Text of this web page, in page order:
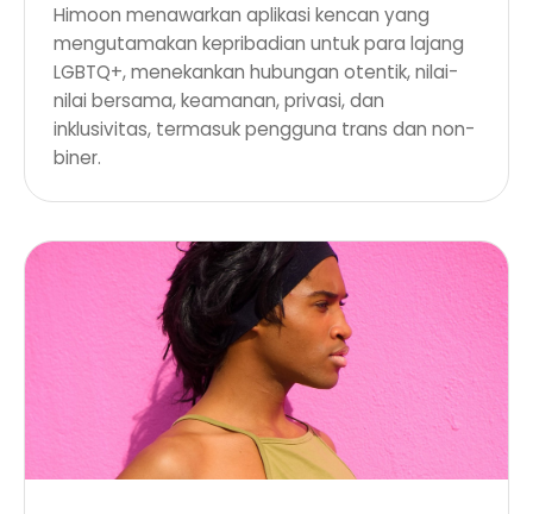
Himoon menawarkan aplikasi kencan yang
mengutamakan kepribadian untuk para lajang
LGBTQ+, menekankan hubungan otentik, nilai-
nilai bersama, keamanan, privasi, dan
inklusivitas, termasuk pengguna trans dan non-
biner.